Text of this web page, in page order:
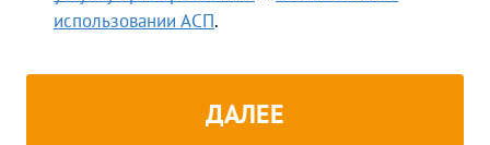
использовании АСП.
ДАЛЕЕ